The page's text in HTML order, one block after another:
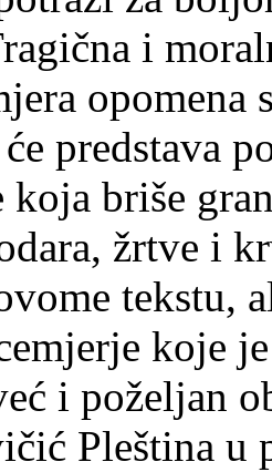
i
opomena
predstava
koja briše
žrtve i
tekstu,
koje
i poželjan
Pleština u